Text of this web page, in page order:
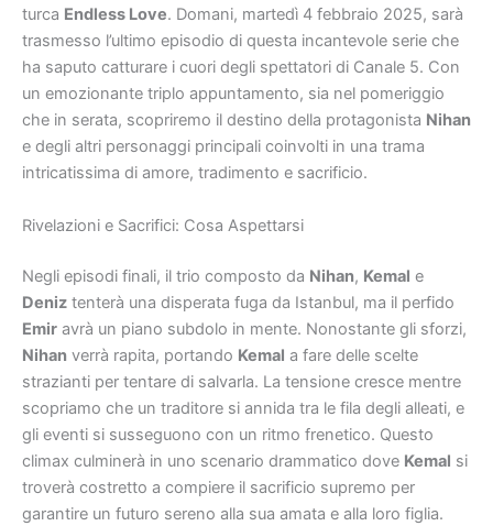
turca Endless Love. Domani, martedì 4 febbraio 2025, sarà
trasmesso l’ultimo episodio di questa incantevole serie che
ha saputo catturare i cuori degli spettatori di Canale 5. Con
un emozionante triplo appuntamento, sia nel pomeriggio
che in serata, scopriremo il destino della protagonista Nihan
e degli altri personaggi principali coinvolti in una trama
intricatissima di amore, tradimento e sacrificio.
Rivelazioni e Sacrifici: Cosa Aspettarsi
Negli episodi finali, il trio composto da Nihan, Kemal e
Deniz tenterà una disperata fuga da Istanbul, ma il perfido
Emir avrà un piano subdolo in mente. Nonostante gli sforzi,
Nihan verrà rapita, portando Kemal a fare delle scelte
strazianti per tentare di salvarla. La tensione cresce mentre
scopriamo che un traditore si annida tra le fila degli alleati, e
gli eventi si susseguono con un ritmo frenetico. Questo
climax culminerà in uno scenario drammatico dove Kemal si
troverà costretto a compiere il sacrificio supremo per
garantire un futuro sereno alla sua amata e alla loro figlia.